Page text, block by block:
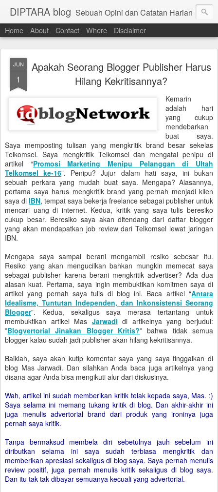
DIPTARA blog Sebuah Opini dan Catatan Harian
Home About Contact Where Disclaimer
JUN
1
Apakah Seorang Blogger Publisher Harus
Hilang Kekritisannya?
Kemarin
adalah hari
yang cukup
mendebarkan
buat saya.
Saya memposting tulisan yang mengkritik brand besar sekelas
Telkomsel. Saya mengkritik Telkomsel dan mengatai penipu di
artikel “Promosi Marketing Menipu Pelanggan di Ultah
Telkomsel ke-16”. Penipu? Jujur dalam hati saya, ini bukan
sebuah perkara yang mudah buat saya. Mengapa? Alasannya,
pertama saya harus mengkritik brand yang pernah menjadi klien
saya di IBN, tempat saya bekerja freelance sebagai publisher untuk
mencari uang di internet. Kedua, kritik yang saya tulis beresiko
cukup besar. Beresiko saya akan ditendang dari daftar blogger
yang akan mendapatkan job review dari Telkomsel lewat jaringan
IBN.
Mengapa saya sampai berani mengambil resiko sebesar itu.
Resiko yang akan mengucilkan bahkan mungkin memecat saya
sebagai publisher karena berani mengkritik advertiser? Ada dua
alasan kuat. Pertama, saya ingin membuktikan komitmen saya di
artikel yang pernah saya tulis di blog ini. Baca artikel “Antara
Idealisme, Tuntutan Independen, dan Inkonsistensi Seorang
Blogger”. Kedua, sekaligus saya merasa tertantang untuk
membuktikan artikel Mas Jarwadi di artikelnya yang berjudul:
”Blogvertorial Jinakan Blogger Kritis?” bahwa tidak semua
blogger kalau sudah jadi publisher akan hilang kekritisannya.
Baiklah, saya akan kutip komentar saya yang saya tinggalkan di
blog Mas Jarwadi. Dan silahkan Anda baca juga artikelnya yang
disana agar Anda bisa mengikuti alur dari diskusinya.
Wah, artikel ini sudah memberikan kritik telak kepada saya, Mas. :)
Saya selama ini memang tukang kritik di blog. Dan akhir-akhir ini
juga menulis advertorial brand dari produk yang ironinya juga
pernah saya kritik.
Tanpa bermaksud membela diri sebetulnya jauh sebelum ini
diributkan selama ini saya sudah terbiasa mengkritik dan
memberikan apresiasi sekaligus di blog saya. Saya pernah menulis
review positif, juga pernah menulis kritik sekaligus di blog saya.
Dan itu tak tak dibayar semuanya kecuali yang advertorial.